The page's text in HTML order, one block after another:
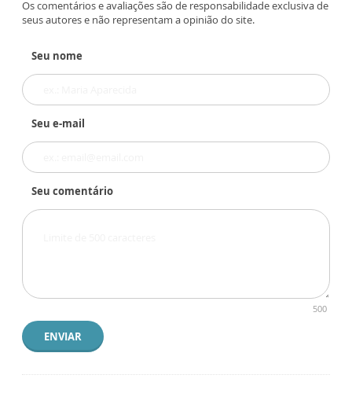
Os comentários e avaliações são de responsabilidade exclusiva de
seus autores e não representam a opinião do site.
Seu nome
Seu e-mail
Seu comentário
500
ENVIAR